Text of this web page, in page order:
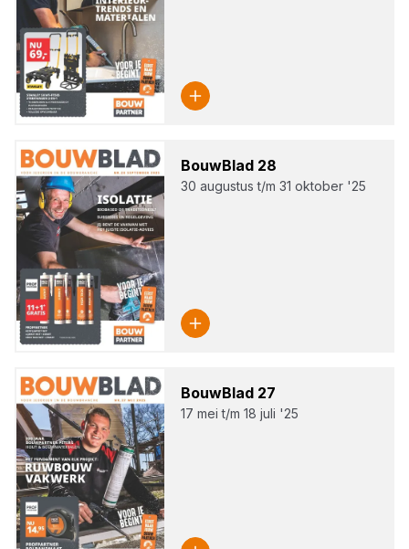
Bouw­Blad 28
30 augustus t/m 31 oktober '25
Bouw­Blad 27
17 mei t/m 18 juli '25